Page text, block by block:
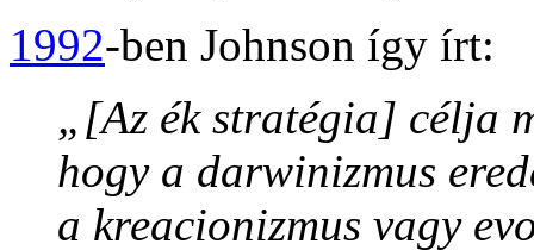
1992-ben Johnson így írt:
„[Az ék stratégia] célja
hogy a darwinizmus
a kreacionizmus vagy